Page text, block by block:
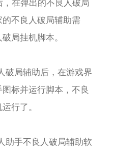
不良人破局辅助需
局挂机脚本。
破局辅助后，在游戏界
标并运行脚本，不良
行了。
助手不良人破局辅助软